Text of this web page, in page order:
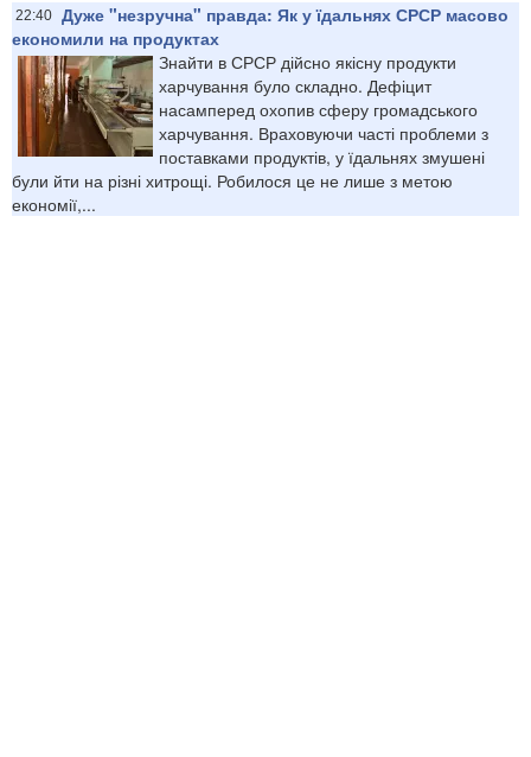
22:40 Дуже "незручна" правда: Як у їдальнях СРСР масово
економили на продуктах
Знайти в СРСР дійсно якісну продукти
харчування було складно. Дефіцит
насамперед охопив сферу громадського
харчування. Враховуючи часті проблеми з
поставками продуктів, у їдальнях змушені
були йти на різні хитрощі. Робилося це не лише з метою
економії,...